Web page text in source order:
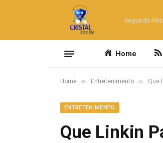
segunda-
Home
Home » Entretenimento » Que
ENTRETENIMENTO
Que Linkin